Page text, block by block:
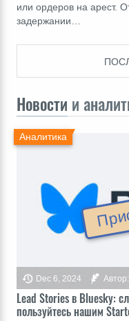
или ордеров на арест.
задержании…
Новости и
Lead Stories в Bluesky:
пользуйтесь нашим
Аналитика
Dec 6, 2024